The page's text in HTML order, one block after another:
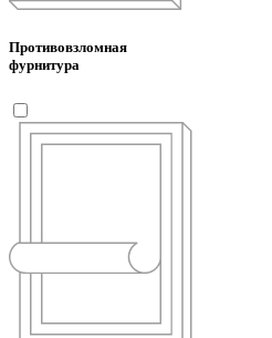
Противовзломная
фурнитура